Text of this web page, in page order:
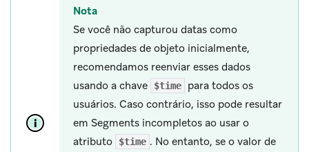
Nota
Se você não capturou datas como
propriedades de objeto inicialmente,
recomendamos reenviar esses dados
usando a chave
$time
para todos os
usuários. Caso contrário, isso pode resultar
em Segments incompletos ao usar o
atributo
$time . No entanto, se o valor de